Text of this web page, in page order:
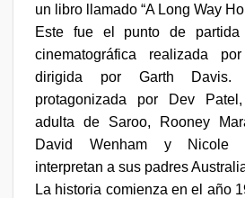
un libro llamado “A Long Way
Este fue el punto de
cinematográfica realizada
dirigida por Garth
protagonizada por Dev
adulta de Saroo, Rooney
David Wenham y Nicole
interpretan a sus padres
La historia comienza en el año